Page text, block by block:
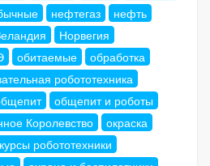
нефтегаз
нефть
Норвегия
обитаемые
обработка
робототехника
общепит и роботы
Королевство
окраска
робототехники